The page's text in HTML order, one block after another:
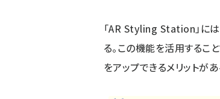
「AR Styling Station」に
る。この機能を活用するこ
をアップできるメリットがあ